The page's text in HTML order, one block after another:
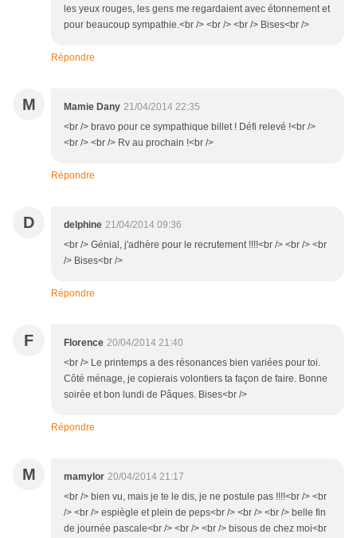
les yeux rouges, les gens me regardaient avec étonnement et
pour beaucoup sympathie.<br /> <br /> <br /> Bises<br />
Répondre
M Mamie Dany 21/04/2014 22:35
<br /> bravo pour ce sympathique billet ! Défi relevé !<br />
<br /> <br /> Rv au prochain !<br />
Répondre
D delphine 21/04/2014 09:36
<br /> Génial, j'adhère pour le recrutement !!!!<br /> <br /> <br
/> Bises<br />
Répondre
F Florence 20/04/2014 21:40
<br /> Le printemps a des résonances bien variées pour toi.
Côté ménage, je copierais volontiers ta façon de faire. Bonne
soirée et bon lundi de Pâques. Bises<br />
Répondre
M mamylor 20/04/2014 21:17
<br /> bien vu, mais je te le dis, je ne postule pas !!!!<br /> <br
/> <br /> espiègle et plein de peps<br /> <br /> <br /> belle fin
de journée pascale<br /> <br /> <br /> bisous de chez moi<br